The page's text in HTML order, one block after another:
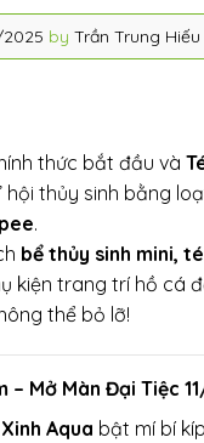
by Trần Trung Hiếu
thức bắt đầu và
hội thủy sinh bằng
.
bể thủy sinh mini,
kiện trang trí hồ cá
thể bỏ lỡ!
– Mở Màn Đại Tiệc
Aqua bật mí bí